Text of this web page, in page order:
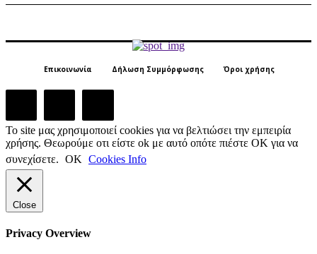
Επικοινωνία Δήλωση Συμμόρφωσης Όροι χρήσης
Το site μας χρησιμοποιεί cookies για να βελτιώσει την εμπειρία
χρήσης. Θεωρούμε οτι είστε ok με αυτό οπότε πιέστε ΟΚ για να
συνεχίσετε. ΟΚ Cookies Info
Close
Privacy Overview